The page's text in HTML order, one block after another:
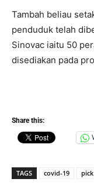
Tambah beliau
penduduk telah
Sinovac iaitu 50
disediakan pada
Share this:
TAGS covid-19 pick